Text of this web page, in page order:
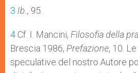
3 Ib. , 95.
4 Cf. I. Mancini, Filosofia della
Brescia 1986, Prefazione, 10.
speculative del nostro Autore